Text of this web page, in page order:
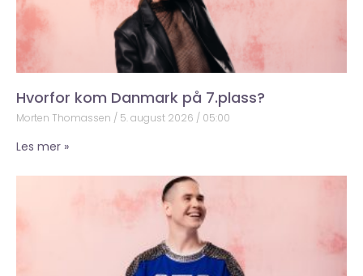
Hvorfor kom Danmark på 7.plass?
Morten Thomassen 5. august 2026 05:00
Les mer »